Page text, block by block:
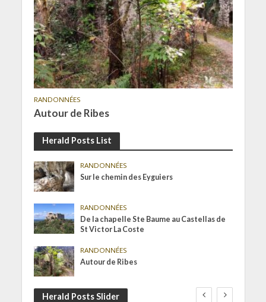
RANDONNÉES
Autour de Ribes
Herald Posts List
RANDONNÉES
Sur le chemin des Eyguiers
RANDONNÉES
De la chapelle Ste Baume au Castellas de
St Victor La Coste
RANDONNÉES
Autour de Ribes
Herald Posts Slider